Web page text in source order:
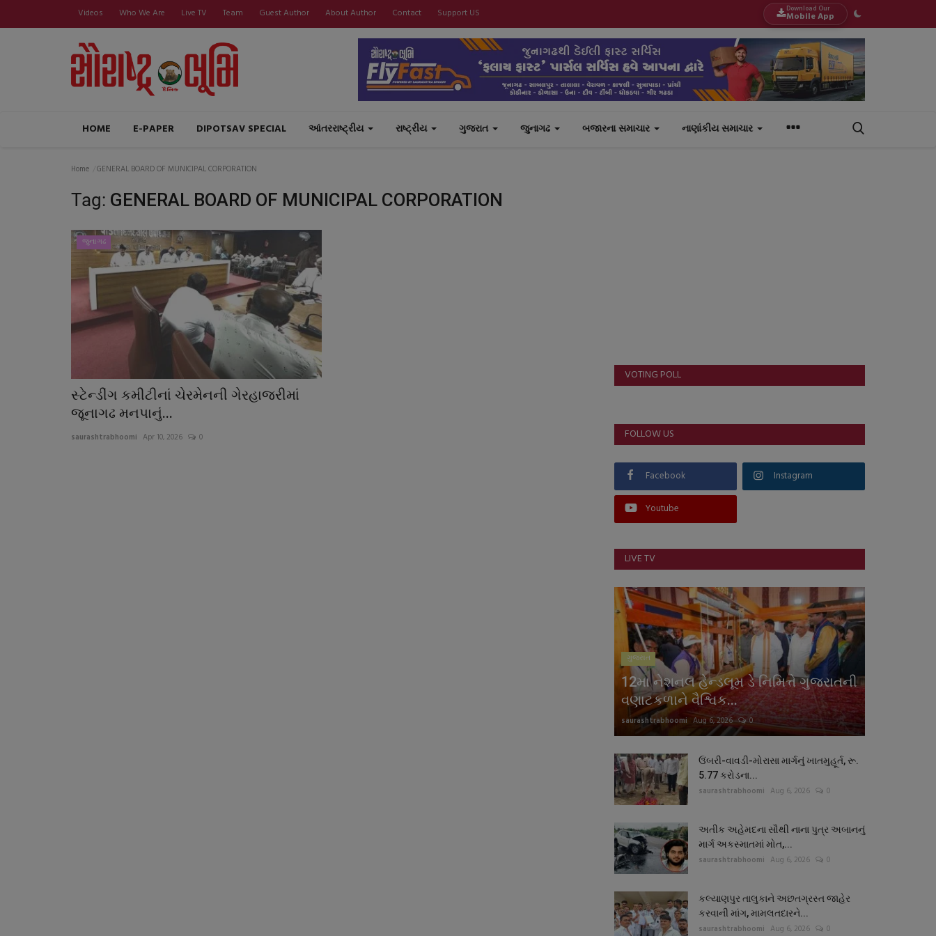
Videos Who We Are Live TV Team Guest Author About Author Contact Support US Download Our
Mobile App
HOME E-PAPER DIPOTSAV SPECIAL આંતરરાષ્ટ્રીય રાષ્ટ્રીય ગુજરાત જુનાગઢ બજારના સમાચાર નાણાંકીય સમાચાર
Home GENERAL BOARD OF MUNICIPAL CORPORATION
Tag: GENERAL BOARD OF MUNICIPAL CORPORATION
જુનાગઢ
સ્ટેન્ડીંગ કમીટીનાં ચેરમેનની ગેરહાજરીમાં
જૂનાગઢ મનપાનું...
saurashtrabhoomi Apr 10, 2026 0
VOTING POLL
FOLLOW US
Facebook Instagram
Youtube
LIVE TV
ગુજરાત
12મા નેશનલ હેન્ડલૂમ ડે નિમિત્તે ગુજરાતની
વણાટકળાને વૈશ્વિક...
saurashtrabhoomi Aug 6, 2026 0
ઉંબરી-વાવડી-મોરાસા માર્ગનું ખાતમુહૂર્ત, રૂ.
5.77 કરોડના...
saurashtrabhoomi Aug 6, 2026 0
અતીક અહેમદના સૌથી નાના પુત્ર અબાનનું
માર્ગ અકસ્માતમાં મોત,...
saurashtrabhoomi Aug 6, 2026 0
કલ્યાણપુર તાલુકાને અછતગ્રસ્ત જાહેર
કરવાની માંગ, મામલતદારને...
saurashtrabhoomi Aug 6, 2026 0